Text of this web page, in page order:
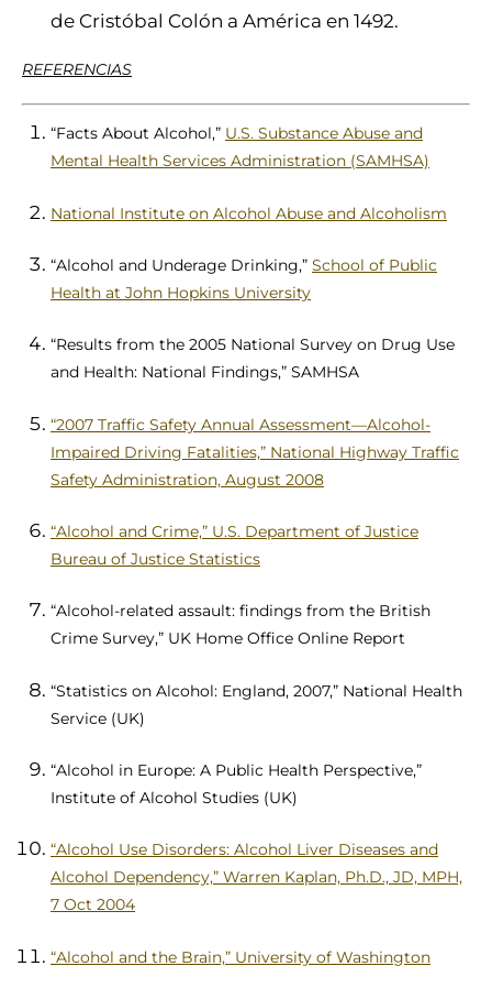
de Cristóbal Colón a América en 1492.
REFERENCIAS
“Facts About Alcohol,” U.S. Substance Abuse and
Mental Health Services Administration (SAMHSA)
National Institute on Alcohol Abuse and Alcoholism
“Alcohol and Underage Drinking,” School of Public
Health at John Hopkins University
“Results from the 2005 National Survey on Drug Use
and Health: National Findings,” SAMHSA
“2007 Traffic Safety Annual Assessment—Alcohol-
Impaired Driving Fatalities,” National Highway Traffic
Safety Administration, August 2008
“Alcohol and Crime,” U.S. Department of Justice
Bureau of Justice Statistics
“Alcohol-related assault: findings from the British
Crime Survey,” UK Home Office Online Report
“Statistics on Alcohol: England, 2007,” National Health
Service (UK)
“Alcohol in Europe: A Public Health Perspective,”
Institute of Alcohol Studies (UK)
“Alcohol Use Disorders: Alcohol Liver Diseases and
Alcohol Dependency,” Warren Kaplan, Ph.D., JD, MPH,
7 Oct 2004
“Alcohol and the Brain,” University of Washington